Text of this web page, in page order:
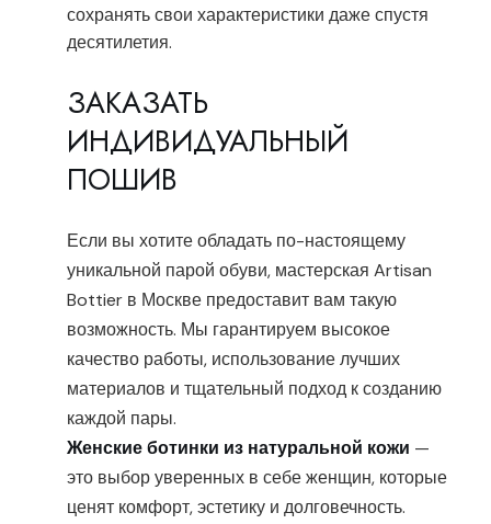
сохранять свои характеристики даже спустя
десятилетия.
ЗАКАЗАТЬ
ИНДИВИДУАЛЬНЫЙ
ПОШИВ
Если вы хотите обладать по-настоящему
уникальной парой обуви, мастерская Artisan
Bottier в Москве предоставит вам такую
возможность. Мы гарантируем высокое
качество работы, использование лучших
материалов и тщательный подход к созданию
каждой пары.
Женские ботинки из натуральной кожи —
это выбор уверенных в себе женщин, которые
ценят комфорт, эстетику и долговечность.